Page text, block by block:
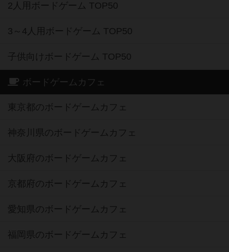
2人用ボードゲーム TOP50
3～4人用ボードゲーム TOP50
子供向けボードゲーム TOP50
ボードゲームカフェ
東京都のボードゲームカフェ
神奈川県のボードゲームカフェ
大阪府のボードゲームカフェ
京都府のボードゲームカフェ
愛知県のボードゲームカフェ
福岡県のボードゲームカフェ